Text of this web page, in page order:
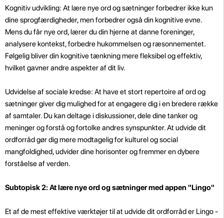
Kognitiv udvikling: At lære nye ord og sætninger forbedrer ikke kun
dine sprogfærdigheder, men forbedrer også din kognitive evne.
Mens du får nye ord, lærer du din hjerne at danne foreninger,
analysere kontekst, forbedre hukommelsen og ræsonnementet.
Følgelig bliver din kognitive tænkning mere fleksibel og effektiv,
hvilket gavner andre aspekter af dit liv.
Udvidelse af sociale kredse: At have et stort repertoire af ord og
sætninger giver dig mulighed for at engagere dig i en bredere række
af samtaler. Du kan deltage i diskussioner, dele dine tanker og
meninger og forstå og fortolke andres synspunkter. At udvide dit
ordforråd gør dig mere modtagelig for kulturel og social
mangfoldighed, udvider dine horisonter og fremmer en dybere
forståelse af verden.
Subtopisk 2: At lære nye ord og sætninger med appen "Lingo"
Et af de mest effektive værktøjer til at udvide dit ordforråd er Lingo -